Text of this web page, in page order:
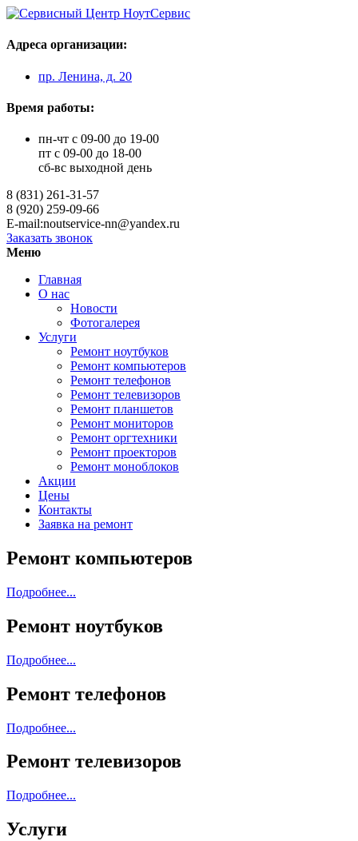
Адреса организации:
пр. Ленина, д. 20
Время работы:
пн-чт с 09-00 до 19-00
пт с 09-00 до 18-00
сб-вс выходной день
8 (831) 261-31-57
8 (920) 259-09-66
E-mail:noutservice-nn@yandex.ru
Заказать звонок
Меню
Главная
О нас
Новости
Фотогалерея
Услуги
Ремонт ноутбуков
Ремонт компьютеров
Ремонт телефонов
Ремонт телевизоров
Ремонт планшетов
Ремонт мониторов
Ремонт оргтехники
Ремонт проекторов
Ремонт моноблоков
Акции
Цены
Контакты
Заявка на ремонт
Ремонт компьютеров
Подробнее...
Ремонт ноутбуков
Подробнее...
Ремонт телефонов
Подробнее...
Ремонт телевизоров
Подробнее...
Услуги